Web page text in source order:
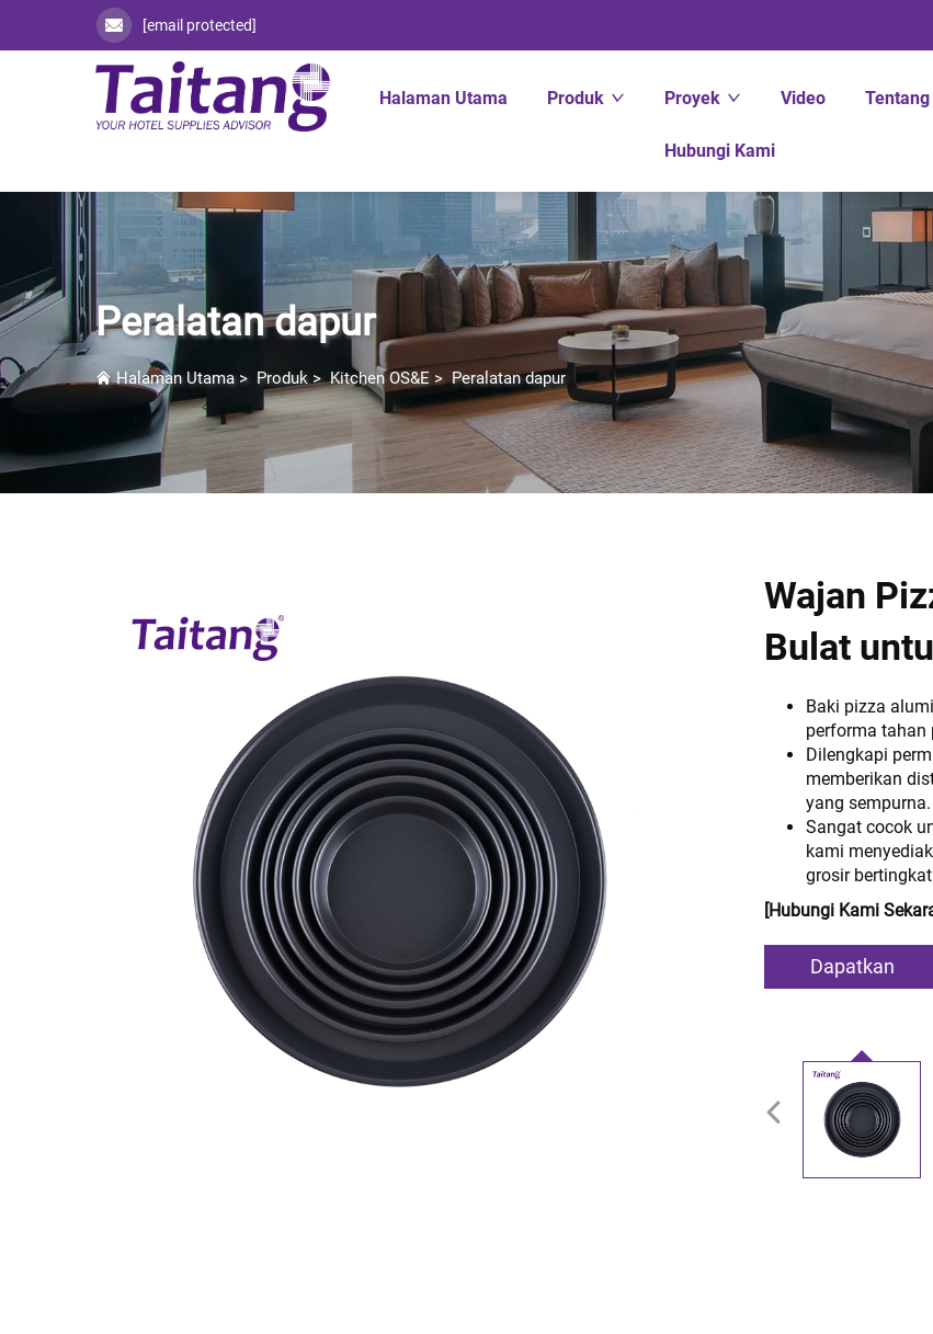
[email protected]
Halaman Utama Produk Proyek Video
Hubungi Kami
Peralatan dapur
Halaman Utama> Produk >Kitchen OS&E >Peralatan dapur
Wajan
Bulat
Baki pizza
performa tahan
Dilengkapi
memberikan
yang sempurna.
Sangat cocok
kami
grosir
[Hubungi Kami
Dapatkan